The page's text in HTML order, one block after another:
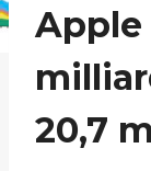
Apple
20,7